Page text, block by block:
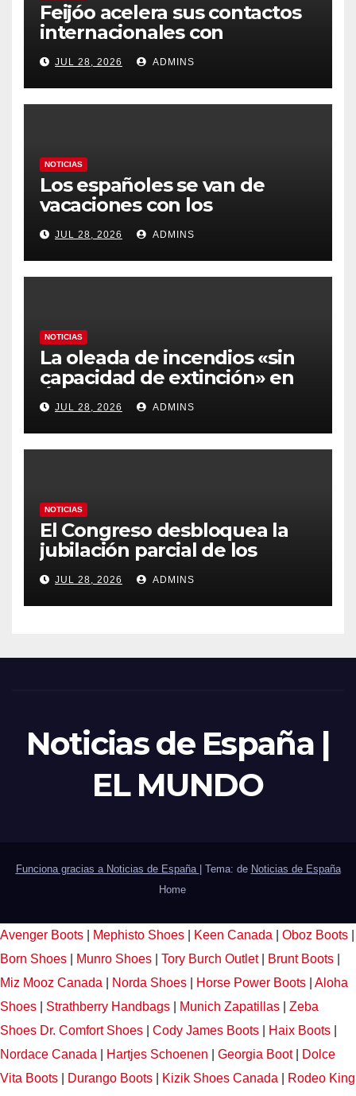
Feijóo acelera sus contactos
internacionales con
Latinoamérica como socio
prioritario en su agenda de
gobierno
JUL 28, 2026 ADMINS
NOTICIAS
Los españoles se van de
vacaciones con los
carburantes hasta un 21%
más caros que el año pasado
y los hoteles disparados
JUL 28, 2026 ADMINS
NOTICIAS
La oleada de incendios «sin
capacidad de extinción» en
Ávila y al oeste de Madrid
obliga a declarar la
emergencia nacional
JUL 28, 2026 ADMINS
NOTICIAS
El Congreso desbloquea la
jubilación parcial de los
trabajadores laborales del
sector público
JUL 28, 2026 ADMINS
Noticias de España |
EL MUNDO
Funciona gracias a Noticias de España Tema: de Noticias de España
Home
Avenger Boots Mephisto Shoes Keen Canada Oboz Boots
Born Shoes
Munro Shoes Tory Burch Outlet Brunt Boots
Miz Mooz Canada
Norda Shoes Horse Power Boots
Aloha
Shoes
Strathberry Handbags Munich Zapatillas
Zeba
Shoes Dr. Comfort Shoes Cody James Boots Haix Boots
Nordace Canada
Hartjes Schoenen Georgia Boot|
Dolce
Vita Boots
Durango Boots Kizik Shoes Canada
Rodeo King